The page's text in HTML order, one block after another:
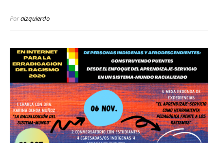
Poraizquierdo